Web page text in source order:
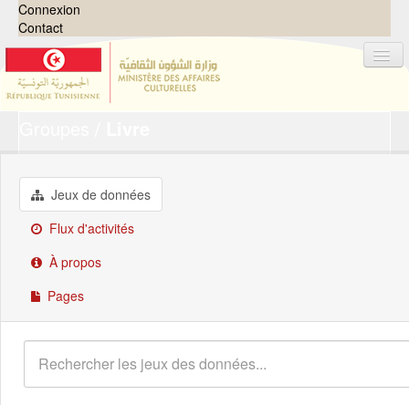
Connexion
Contact
Groupes
Demandes
À propos
Jeux de données
Flux d'activités
À propos
Pages